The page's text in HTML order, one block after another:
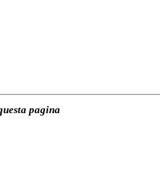
pagina